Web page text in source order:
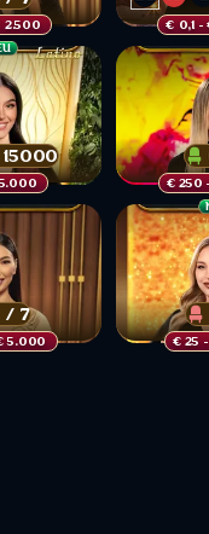
2.500 € 0,1 -
11 23
31 27
35 8
€ 250
5.000
/ 7
€ 25 -